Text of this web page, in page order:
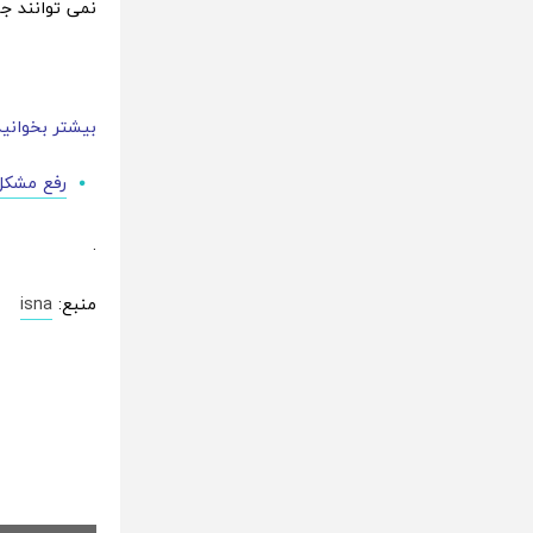
نمی توانند
بیشتر
رفع
.
منبع: isna